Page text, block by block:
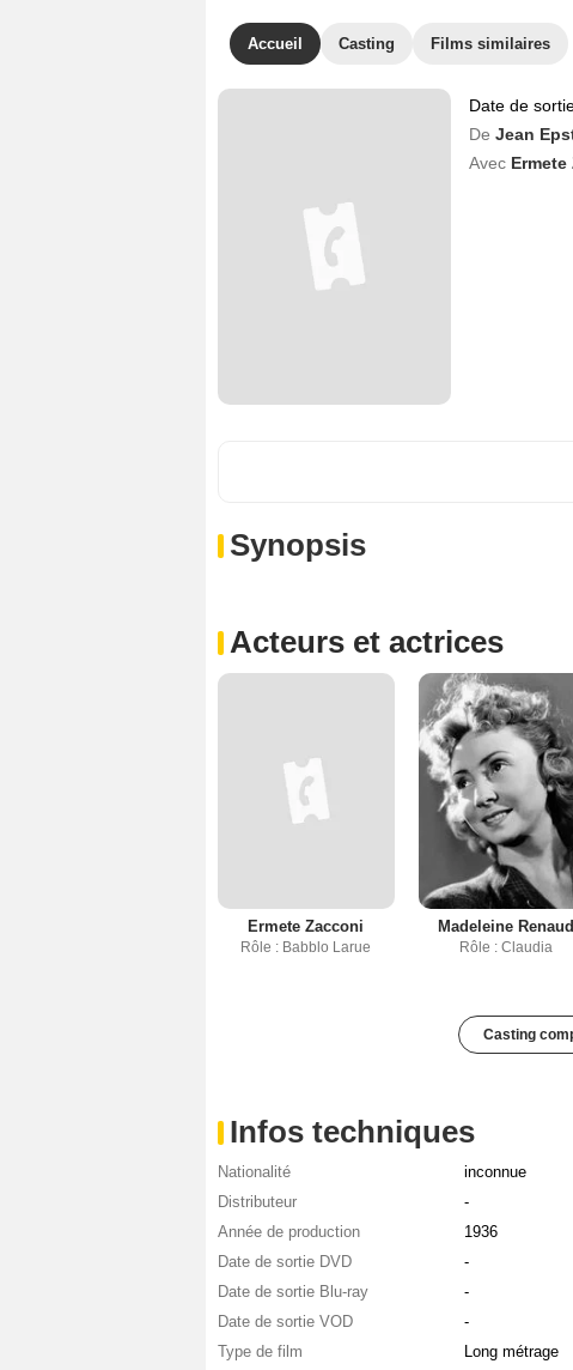
Accueil Casting Films similaires
Date de
De Jean
Avec
Synopsis
Acteurs et actrices
Ermete Zacconi
Rôle : Babblo Larue
Madeleine Renaud
Rôle : Claudia
Casting
Infos techniques
Nationalité
inconnue
Distributeur
-
Année de production
1936
Date de sortie DVD
-
Date de sortie Blu-ray
-
Date de sortie VOD
-
Type de film
Long métrage